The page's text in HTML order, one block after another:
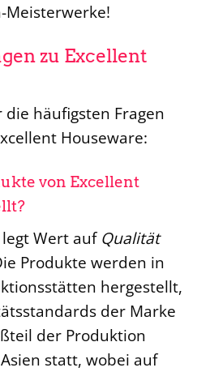
Meisterwerke!
zu Excellent
häufigsten Fragen
Houseware:
von Excellent
Wert aufQualität
Produkte werden in
hergestellt,
der Marke
der Produktion
statt, wobei auf